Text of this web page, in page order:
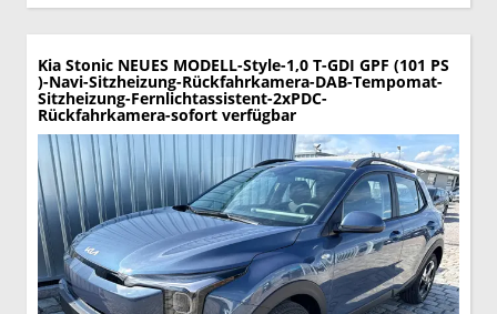
Kia Stonic NEUES MODELL-Style-1,0 T-GDI GPF (101 PS
)-Navi-Sitzheizung-Rückfahrkamera-DAB-Tempomat-
Sitzheizung-Fernlichtassistent-2xPDC-
Rückfahrkamera-sofort verfügbar